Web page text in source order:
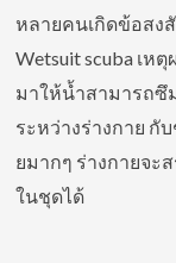
หลายคนเกิดข้อสง
Wetsuit scuba เห
มาให้น้ำสามารถซึ
ระหว่างร่างกาย กั
ยมากๆ ร่างกายจะ
ในชุดได้